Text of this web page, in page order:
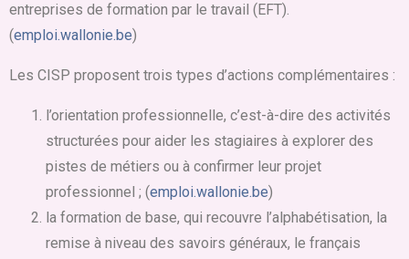
entreprises de formation par le travail (EFT).
(emploi.wallonie.be)
Les CISP proposent trois types d’actions complémentaires :
l’orientation professionnelle, c’est-à-dire des activités
structurées pour aider les stagiaires à explorer des
pistes de métiers ou à confirmer leur projet
professionnel ; (emploi.wallonie.be)
la formation de base, qui recouvre l’alphabétisation, la
remise à niveau des savoirs généraux, le français